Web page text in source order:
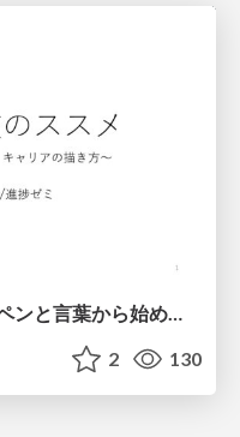
言葉の格闘技のススメ～紙とペンと言葉から始める、キャリアの描き方～
2 130